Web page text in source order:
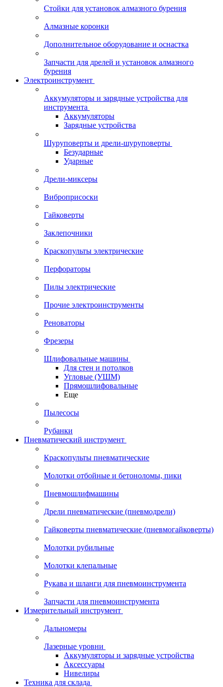
Стойки для установок алмазного бурения
Алмазные коронки
Дополнительное оборудование и оснастка
Запчасти для дрелей и установок алмазного
бурения
Электроинструмент
Аккумуляторы и зарядные устройства для
инструмента
Аккумуляторы
Зарядные устройства
Шуруповерты и дрели-шуруповерты
Безударные
Ударные
Дрели-миксеры
Виброприсоски
Гайковерты
Заклепочники
Краскопульты электрические
Перфораторы
Пилы электрические
Прочие электроинструменты
Реноваторы
Фрезеры
Шлифовальные машины
Для стен и потолков
Угловые (УШМ)
Прямошлифовальные
Еще
Пылесосы
Рубанки
Пневматический инструмент
Краскопульты пневматические
Молотки отбойные и бетоноломы, пики
Пневмошлифмашины
Дрели пневматические (пневмодрели)
Гайковерты пневматические (пневмогайковерты)
Молотки рубильные
Молотки клепальные
Рукава и шланги для пневмоинструмента
Запчасти для пневмоинструмента
Измерительный инструмент
Дальномеры
Лазерные уровни
Аккумуляторы и зарядные устройства
Аксессуары
Нивелиры
Техника для склада